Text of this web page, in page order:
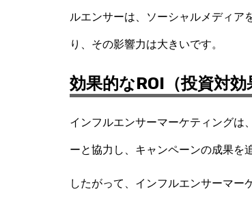
ルエンサーは、ソーシャルメディア
り、その影響力は大きいです。
効果的なROI（投資対効
インフルエンサーマーケティングは
ーと協力し、キャンペーンの成果を
したがって、インフルエンサーマ